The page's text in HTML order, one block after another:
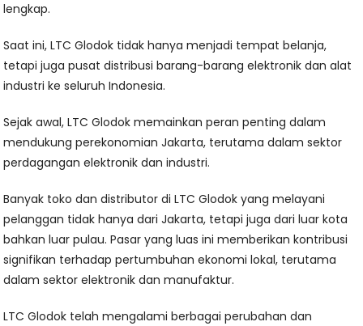
lengkap.
Saat ini, LTC Glodok tidak hanya menjadi tempat belanja,
tetapi juga pusat distribusi barang-barang elektronik dan alat
industri ke seluruh Indonesia.
Sejak awal, LTC Glodok memainkan peran penting dalam
mendukung perekonomian Jakarta, terutama dalam sektor
perdagangan elektronik dan industri.
Banyak toko dan distributor di LTC Glodok yang melayani
pelanggan tidak hanya dari Jakarta, tetapi juga dari luar kota
bahkan luar pulau. Pasar yang luas ini memberikan kontribusi
signifikan terhadap pertumbuhan ekonomi lokal, terutama
dalam sektor elektronik dan manufaktur.
LTC Glodok telah mengalami berbagai perubahan dan